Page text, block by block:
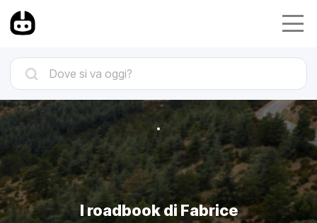
I roadbook di Fabrice